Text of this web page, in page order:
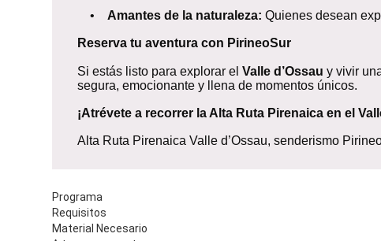
• Amantes de la naturaleza: Quienes desean
Reserva tu aventura con PirineoSur
Si estás listo para explorar el Valle d’Ossau y vivir
segura, emocionante y llena de momentos únicos.
¡Atrévete a recorrer la Alta Ruta Pirenaica en el
Alta Ruta Pirenaica Valle d’Ossau, senderismo
Programa
Requisitos
Material Necesario